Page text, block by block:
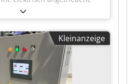
zum kontrollierten
auf einen
dient dazu,
Produktions- oder
sauber und Dkjdpozr I
aufzunehmen. Das
Führungsrollen geführt und
aufgewickelt. Der elektrische
Kleinanzeige